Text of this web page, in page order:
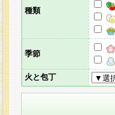
種類
季節
火と包丁